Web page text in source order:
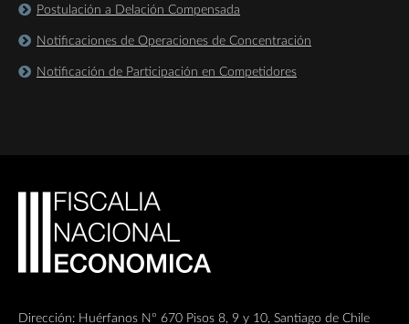
Postulación a Delación Compensada
Notificaciones de Operaciones de Concentración
Notificación de Participación en Competidores
Dirección: Huérfanos Nº 670 Pisos 8, 9 y 10, Santiago de Chile